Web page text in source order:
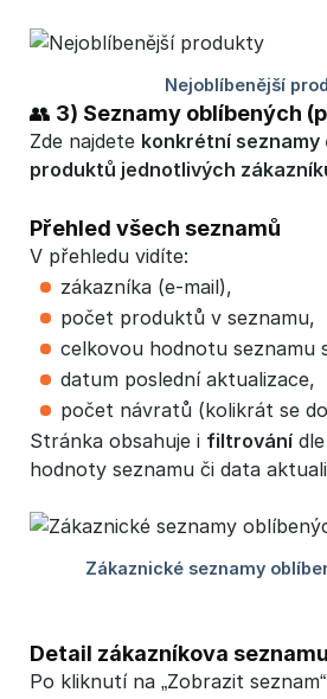
👥 3) Seznamy oblíbených
Zde najdete konkrétní seznamy
produktů jednotlivých
Přehled všech seznamů
V přehledu vidíte:
zákazníka (e-mail),
počet produktů v seznamu,
celkovou hodnotu seznamu
datum poslední aktualizace,
počet návratů (kolikrát se
Stránka obsahuje i filtrování
hodnoty seznamu či data
Detail zákazníkova seznamu
Po kliknutí na „Zobrazit